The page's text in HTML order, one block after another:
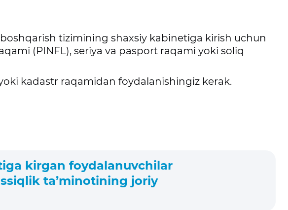
tizimining shaxsiy kabinetiga kirish uchun
(PINFL), seriya va pasport raqami yoki soliq
kadastr raqamidan foydalanishingiz kerak.
kirgan foydalanuvchilar
ta’minotining joriy